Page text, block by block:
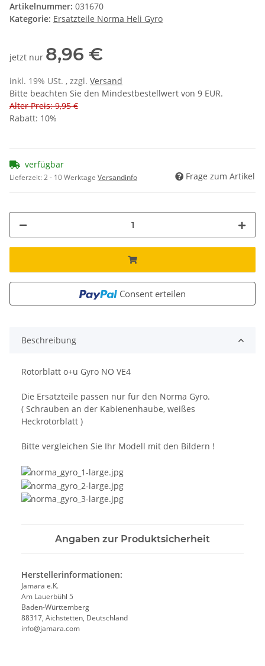
Artikelnummer: 031670
Kategorie: Ersatzteile Norma Heli Gyro
jetzt nur 8,96 €
inkl. 19% USt. , zzgl. Versand
Bitte beachten Sie den Mindestbestellwert von 9 EUR.
Alter Preis: 9,95 €
Rabatt: 10%
verfügbar
Lieferzeit:2 - 10 Werktage Versandinfo Frage zum Artikel
Consent erteilen
Beschreibung
Rotorblatt o+u Gyro NO VE4
Die Ersatzteile passen nur für den Norma Gyro.
( Schrauben an der Kabienenhaube, weißes
Heckrotorblatt )
Bitte vergleichen Sie Ihr Modell mit den Bildern !
Angaben zur Produktsicherheit
Herstellerinformationen:
Jamara e.K.
Am Lauerbühl 5
Baden-Württemberg
88317, Aichstetten, Deutschland
info@jamara.com